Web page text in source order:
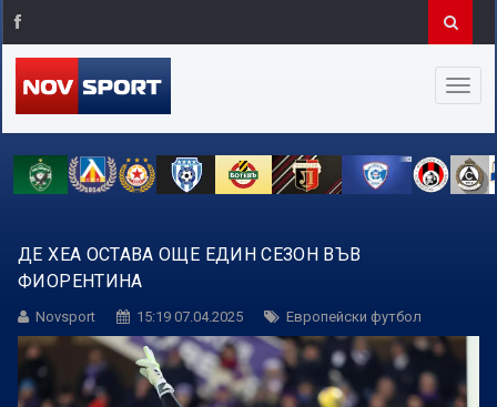
ДЕ ХЕА ОСТАВА ОЩЕ ЕДИН СЕЗОН ВЪВ
ФИОРЕНТИНА
Novsport 15:19 07.04.2025 Европейски футбол